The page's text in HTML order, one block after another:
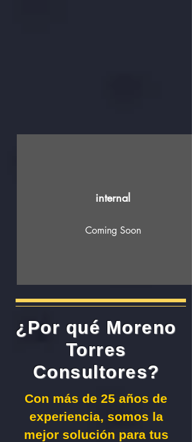
internal
Coming Soon
¿Por qué Moreno
Torres
Consultores?
Con más de 25 años de
experiencia, somos la
mejor solución para tus